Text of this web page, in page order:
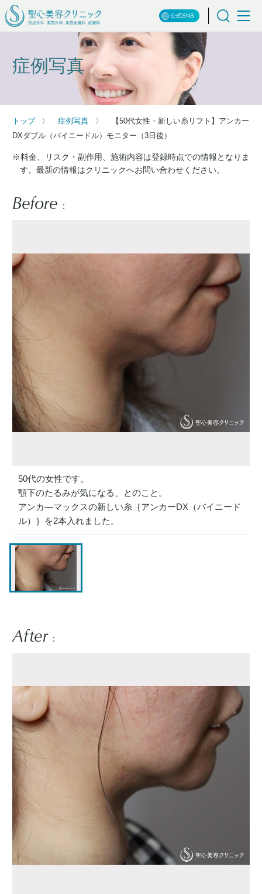
公式SNS
症例写真
トップ 症例写真
【50代女性・新しい糸リフト】アンカー
DXダブル（バイニードル）モニター（3日後）
※料金、リスク・副作用、施術内容は登録時点での情報となりま
す。最新の情報はクリニックへお問い合わせください。
Before :
50代の女性です。
顎下のたるみが気になる、とのこと。
アンカ―マックスの新しい糸｛アンカーDX（バイニード
ル）｝を2本入れました。
After :